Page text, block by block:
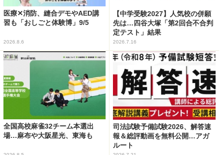
医療✕消防、縫合デモやAED講
習も「おしごと体験博」9/5
2026.8.6
【中学受験2027】人気校の併願
先は…四谷大塚「第2回合不合判
定テスト」結果
2026.7.16
全国高校麻雀32チーム本選出
場…麻布や大阪星光、東海も
司法試験予備試験2026、解答速
報＆総評動画を無料公開…アガ
ルート